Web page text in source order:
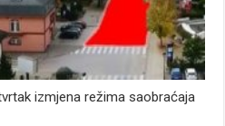
izmjena režima saobraćaja